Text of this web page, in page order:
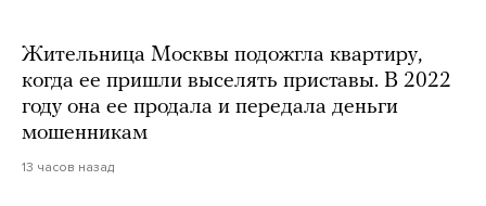
Жительница Москвы подожгла квартиру,
когда ее пришли выселять приставы. В 2022
году она ее продала и передала деньги
мошенникам
13 часов назад